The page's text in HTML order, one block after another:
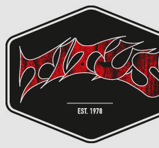
main
content